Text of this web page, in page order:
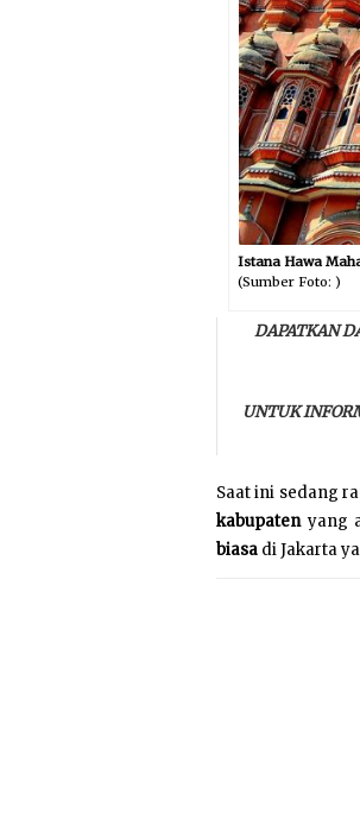
Istana Hawa
(Sumber Foto: )
DAPATKAN
UNTUK
Saat ini sedang
kabupaten yang
biasa di Jakarta